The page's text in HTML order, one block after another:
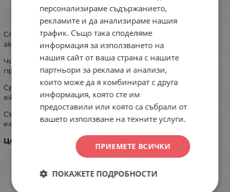
ИНФОРМАЦИЯ
Страхотни дамски чорапи с вълна. Моделът е с
актуална леопардова шарка.
Чорапите са с кашмирена лекота,меки , топлещи и
приятни на допир.
Средна плътност- подходящи за носене през
ежедневието във всеки вид обувка.
Състав: 40% вълна, 35% ангора, 20% полиестер и 5%
еластан
Цената е за 1 читф!
персонализираме съдържанието,
рекламите и да анализираме нашия
трафик. Също така споделяме
информация за използването на
нашия сайт от ваша страна с нашите
партньори за реклама и анализи,
които може да я комбинират с друга
информация, която сте им
предоставили или която са събрали от
вашето използване на техните услуги.
ПРИЕМЕТЕ ВСИЧКИ
ПОКАЖЕТЕ ПОДРОБНОСТИ